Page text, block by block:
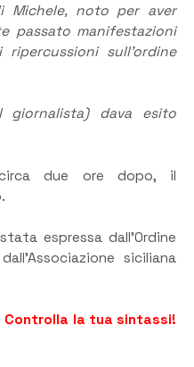
Michele, noto per aver
passato manifestazioni
sull’ordine
giornalista) dava esito
due ore dopo, il
espressa dall’Ordine
siciliana
Controlla la tua sintassi!